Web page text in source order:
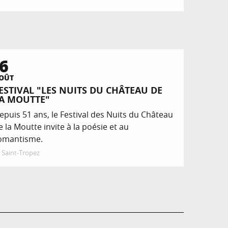
6
"LES NUITS DU CHÂTEAU DE
MOUTTE"
51 ans, le Festival des Nuits du Château
la Moutte invite à la poésie et au
Saint-Tropez